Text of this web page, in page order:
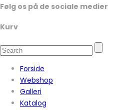
Følg os på de sociale medier
Kurv
Forside
Webshop
Galleri
Katalog